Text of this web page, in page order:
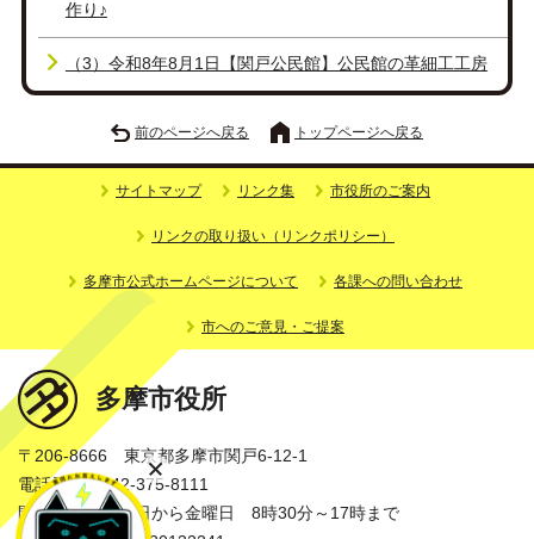
作り♪
（3）令和8年8月1日【関戸公民館】公民館の革細工工房
前のページへ戻る トップページへ戻る
サイトマップ リンク集 市役所のご案内
リンクの取り扱い（リンクポリシー）
多摩市公式ホームページについて 各課への問い合わせ
市へのご意見・ご提案
多摩市役所
〒206-8666 東京都多摩市関戸6-12-1
電話番号：042-375-8111
開庁時間：月曜日から金曜日 8時30分～17時まで